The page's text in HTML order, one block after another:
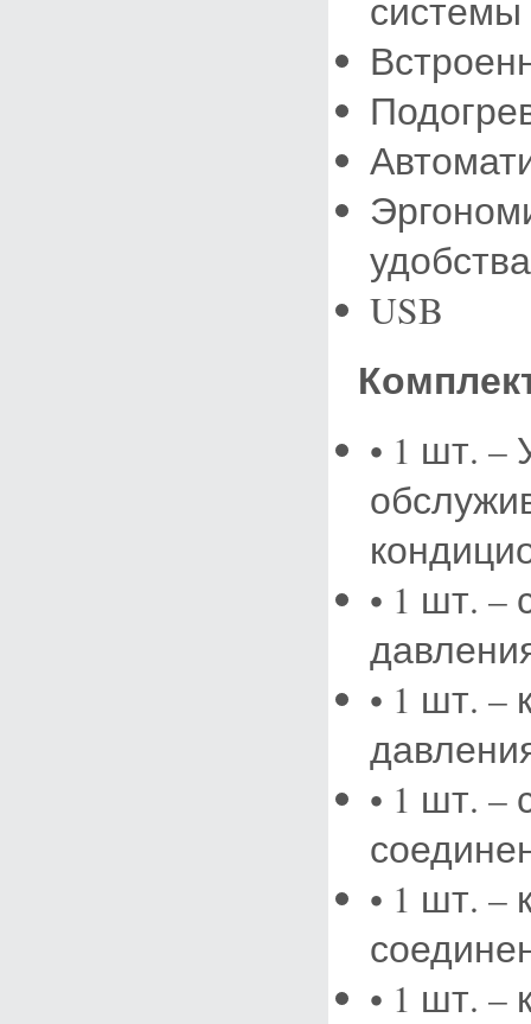
USB
• 1 шт. –
• 1 шт. –
• 1 шт. –
• 1 шт. –
• 1 шт. –
• 1 шт. –